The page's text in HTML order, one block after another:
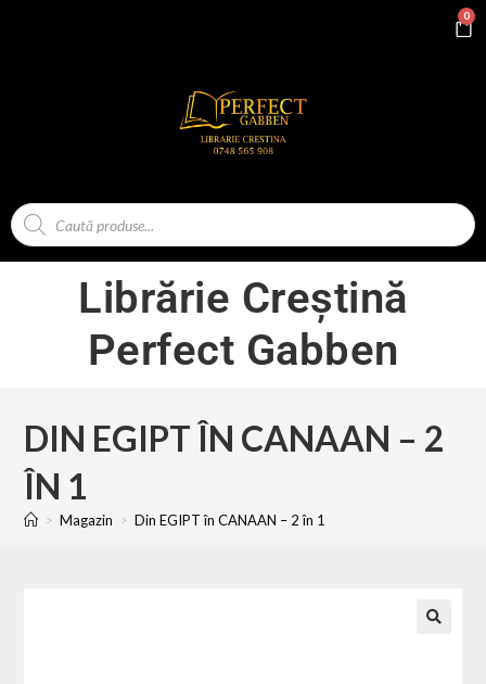
0
Librărie Creștină
Perfect Gabben
DIN EGIPT ÎN CANAAN – 2
ÎN 1
> Magazin > Din EGIPT în CANAAN – 2 în 1